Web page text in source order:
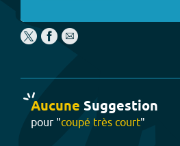
Aucune Suggestion
pour "coupé très court"